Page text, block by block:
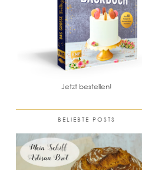
Jetzt bestellen!
BELIEBTE POSTS